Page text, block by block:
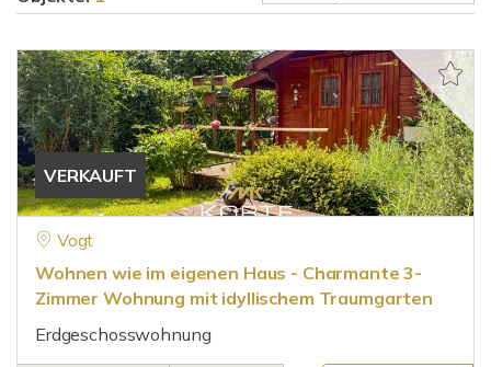
VERKAUFT
Vogt
Wohnen wie im eigenen Haus - Charmante 3-
Zimmer Wohnung mit idyllischem Traumgarten
Erdgeschosswohnung